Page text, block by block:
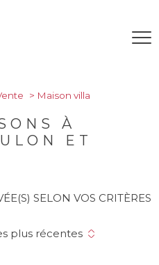
Maison villa
À
ET
SELON VOS CRITÈRES
plus récentes